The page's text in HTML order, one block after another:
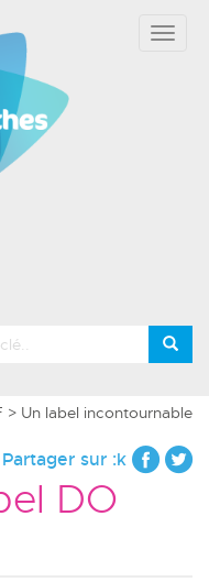
> Un label incontournable
Partager sur :k
DO